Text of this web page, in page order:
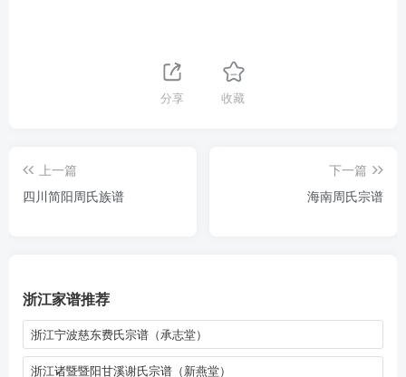
分享 收藏
上一篇
四川简阳周氏族谱
下一篇
海南周氏宗谱
浙江家谱推荐
浙江宁波慈东费氏宗谱（承志堂）
浙江诸暨暨阳甘溪谢氏宗谱（新燕堂）